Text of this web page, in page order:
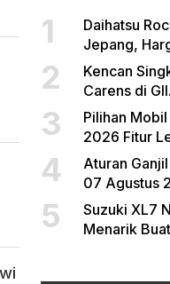
1
Daihatsu
Jepang,
2
Kencan
Carens di
3
Pilihan
2026 Fitur
4
Aturan
07 Agustus
5
Suzuki XL7
Menarik